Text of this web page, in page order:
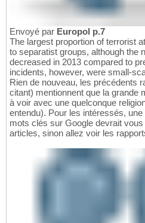
Envoyé par Europol p.7
The largest proportion of terrorist
to separatist groups, although the
decreased in 2013 compared to
incidents, however, were small-
Rien de nouveau, les précédents
citant) mentionnent que la grande
à voir avec une quelconque
entendu). Pour les intéressés,
mots clés sur Google devrait
articles, sinon allez voir les